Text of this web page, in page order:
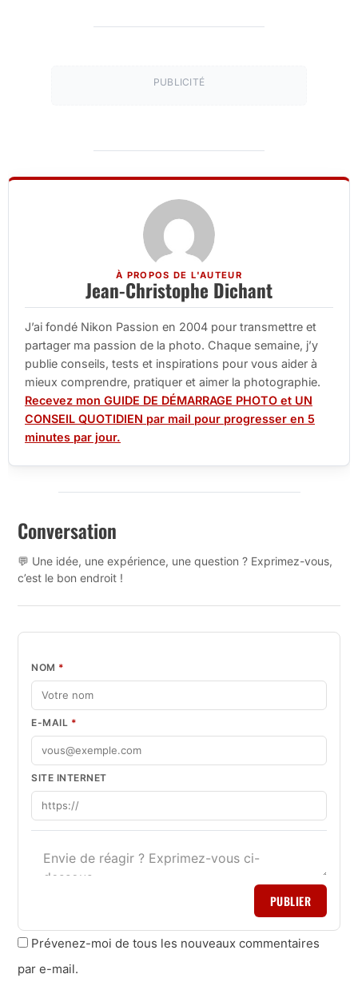
PUBLICITÉ
À PROPOS DE L'AUTEUR
Jean-Christophe Dichant
J’ai fondé Nikon Passion en 2004 pour transmettre et
partager ma passion de la photo. Chaque semaine, j’y
publie conseils, tests et inspirations pour vous aider à
mieux comprendre, pratiquer et aimer la photographie.
Recevez mon GUIDE DE DÉMARRAGE PHOTO et UN
CONSEIL QUOTIDIEN par mail pour progresser en 5
minutes par jour.
Conversation
💬 Une idée, une expérience, une question ? Exprimez-vous,
c’est le bon endroit !
NOM *
E-MAIL *
SITE INTERNET
PUBLIER
Prévenez-moi de tous les nouveaux commentaires
par e-mail.